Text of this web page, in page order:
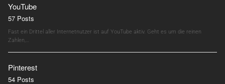
YouTube
57 Posts
Fast ein Drittel aller Internetnutzer ist auf YouTube aktiv. Geht es um die reinen
Zahlen,…
Pinterest
54 Posts